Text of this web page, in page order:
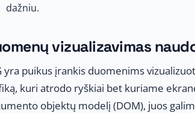
dažniu.
vizualizavimas
yra puikus įrankis duomenims
kuri atrodo ryškiai bet kuriame
objektų modelį (DOM), juos